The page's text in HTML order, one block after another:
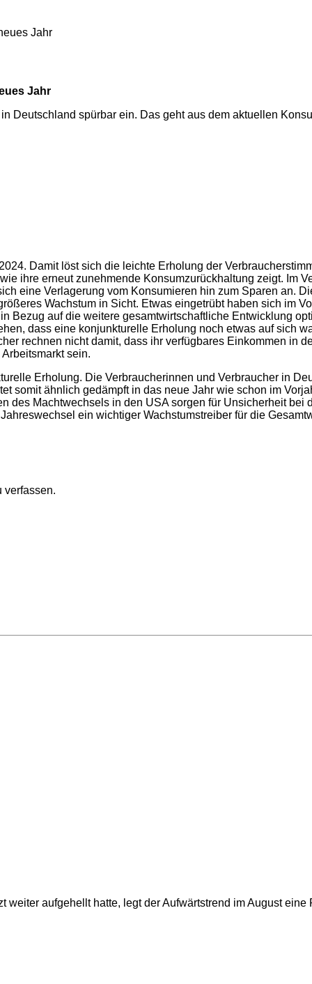
Jahr
Jahr
Deutschland spürbar ein. Das geht aus dem aktuellen
Damit löst sich die leichte Erholung der
ihre erneut zunehmende Konsumzurückhaltung zeigt. Im
eine Verlagerung vom Konsumieren hin zum Sparen an.
Wachstum in Sicht. Etwas eingetrübt haben sich im
Bezug auf die weitere gesamtwirtschaftliche Entwicklung
dass eine konjunkturelle Erholung noch etwas auf sich
rechnen nicht damit, dass ihr verfügbares Einkommen in
sein.
Erholung. Die Verbraucherinnen und Verbraucher in
somit ähnlich gedämpft in das neue Jahr wie schon im
Machtwechsels in den USA sorgen für Unsicherheit bei
ein wichtiger Wachstumstreiber für die
verfassen.
aufgehellt hatte, legt der Aufwärtstrend im August